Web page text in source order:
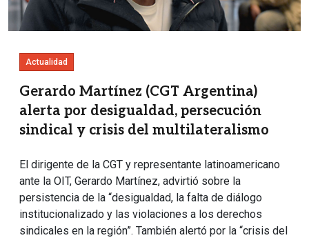
Actualidad
Gerardo Martínez (CGT Argentina)
alerta por desigualdad, persecución
sindical y crisis del multilateralismo
El dirigente de la CGT y representante latinoamericano
ante la OIT, Gerardo Martínez, advirtió sobre la
persistencia de la “desigualdad, la falta de diálogo
institucionalizado y las violaciones a los derechos
sindicales en la región”. También alertó por la “crisis del